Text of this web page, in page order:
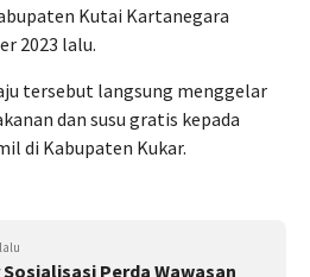
Kutai Kartanegara
2023 lalu.
tersebut langsung menggelar
dan susu gratis kepada
di Kabupaten Kukar.
Sosialisasi Perda Wawasan